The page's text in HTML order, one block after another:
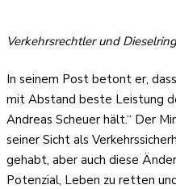
Verkehrsrechtler und
In seinem Post betont er,
mit Abstand beste Leistung
Andreas Scheuer hält.“ Der
seiner Sicht als
gehabt, aber auch diese
Potenzial, Leben zu retten